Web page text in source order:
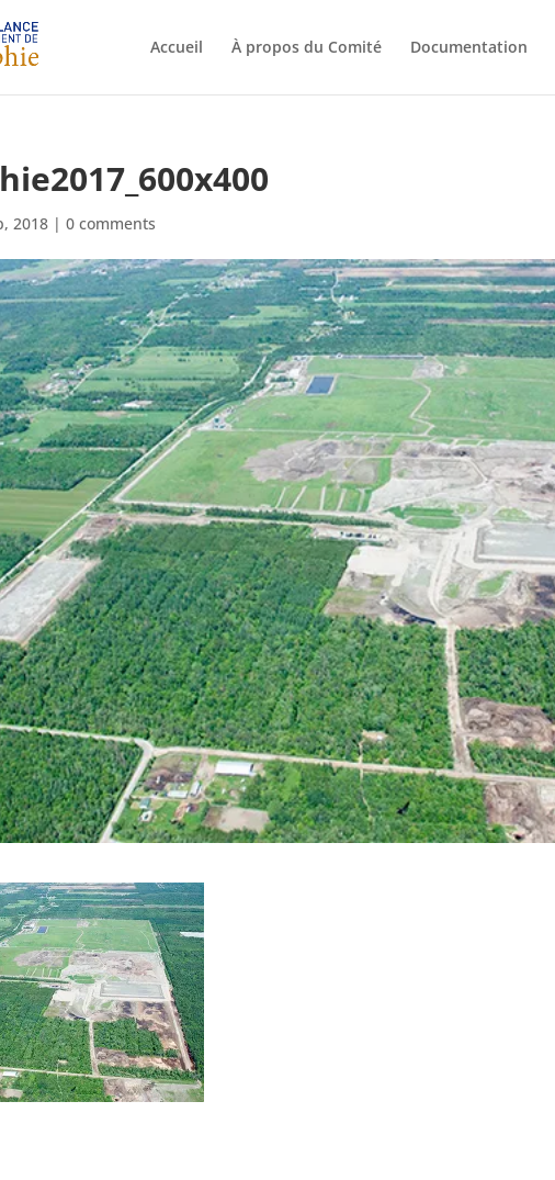
Accueil À propos du Comité Documentation
2018 |0 comments